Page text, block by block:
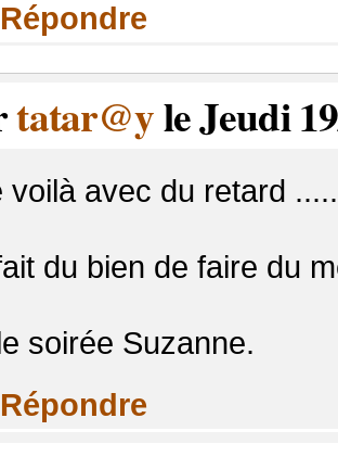
Répondre
tatar@yle Jeudi
voilà avec du retard
du bien de faire du
soirée Suzanne.
Répondre